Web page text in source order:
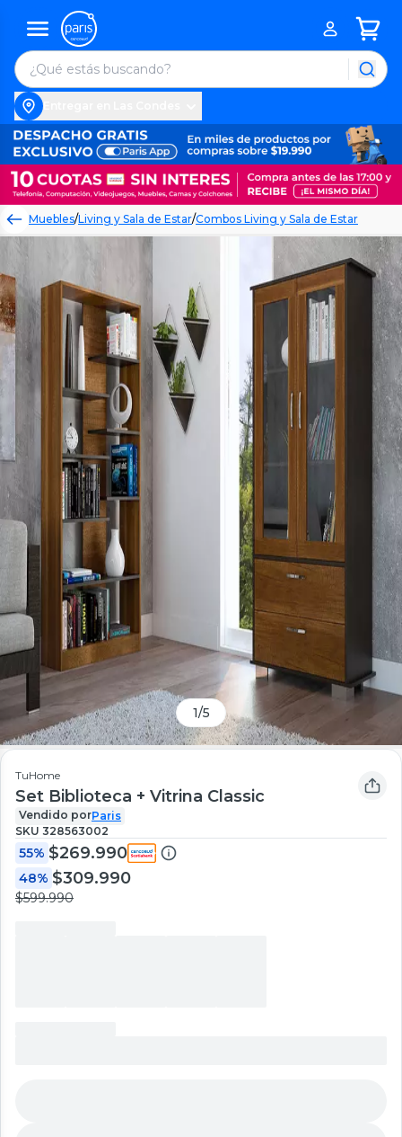
Muebles/Living y Sala de Estar/Combos Living y Sala de Estar
1/5
TuHome
Set Biblioteca + Vitrina Classic
Vendido porParis
SKU 328563002
55% $269.990
48% $309.990
$599.990